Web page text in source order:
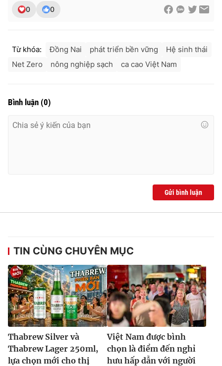
0 0
Từ khóa: Đồng Nai phát triển bền vững
Hệ sinh thái
Net Zero
nông nghiệp sạch ca cao Việt Nam
Bình luận (0)
Gửi bình luận
TIN CÙNG CHUYÊN MỤC
Thabrew Silver và
Thabrew Lager 250ml,
lựa chọn mới cho thị
Việt Nam được bình
chọn là điểm đến nghỉ
hưu hấp dẫn với người